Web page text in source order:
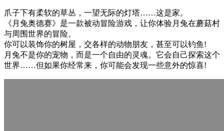
爪子下有柔软的草丛，一望无际的灯塔……这是家。
《月兔奥德赛》是一款被动冒险游戏，让你体验月兔在蘑菇村
与周围世界的冒险。
你可以装饰你的树屋，交各样的动物朋友，甚至可以钓鱼!
月兔不是你的宠物，而是一个自由的灵魂。它会自己探索这个
世界……但如果你经常来，你可能会发现一些意外的惊喜!